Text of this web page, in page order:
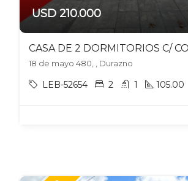
USD 210.000
18 de mayo 480, , Durazno
LEB-52654 2 1 105.00